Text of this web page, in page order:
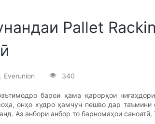
Pallet
Everunion 340
барои ҳама қарорҳои
онҳо худро ҳамчун пешво дар
Аз анбори анбор то барномаҳои